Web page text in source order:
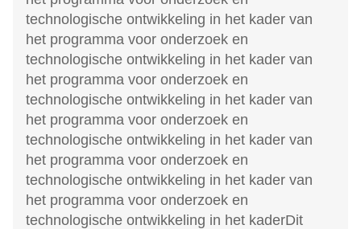
technologische ontwikkeling in het kader van
het programma voor onderzoek en
technologische ontwikkeling in het kader van
het programma voor onderzoek en
technologische ontwikkeling in het kader van
het programma voor onderzoek en
technologische ontwikkeling in het kader van
het programma voor onderzoek en
technologische ontwikkeling in het kader van
het programma voor onderzoek en
technologische ontwikkeling in het kaderDit